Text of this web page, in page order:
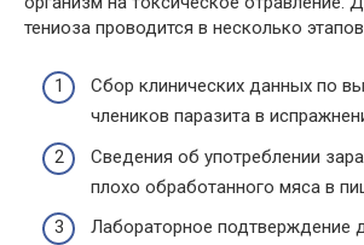
тениоза проводится в несколько
Сбор клинических данных по
члеников паразита в
Сведения об употреблении
плохо обработанного мяса в
Лабораторное подтверждение